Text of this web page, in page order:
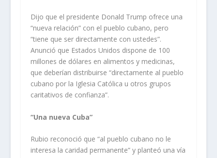
Dijo que el presidente Donald Trump ofrece una
“nueva relación” con el pueblo cubano, pero
“tiene que ser directamente con ustedes”.
Anunció que Estados Unidos dispone de 100
millones de dólares en alimentos y medicinas,
que deberían distribuirse “directamente al pueblo
cubano por la Iglesia Católica u otros grupos
caritativos de confianza”.
“Una nueva Cuba”
Rubio reconoció que “al pueblo cubano no le
interesa la caridad permanente” y planteó una vía